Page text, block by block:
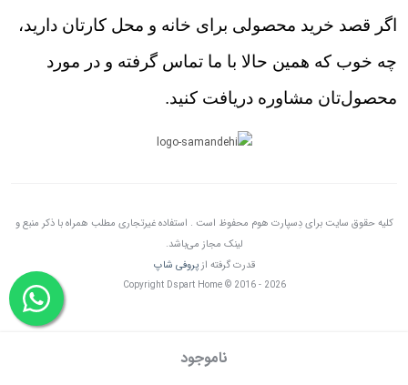
ناموجود
اگر قصد خرید محصولی برای خانه و محل کارتان دارید،
چه خوب که همین حالا با ما تماس گرفته و در مورد
محصول‌تان مشاوره دریافت کنید.
کلیه حقوق سایت برای دِسپارت هوم محفوظ است . استفاده غیرتجاری مطلب همراه با ذکر منبع و
لینک مجاز می‌باشد.
قدرت گرفته ازپروفی شاپ
Copyright Dspart Home © 2016 - 2026